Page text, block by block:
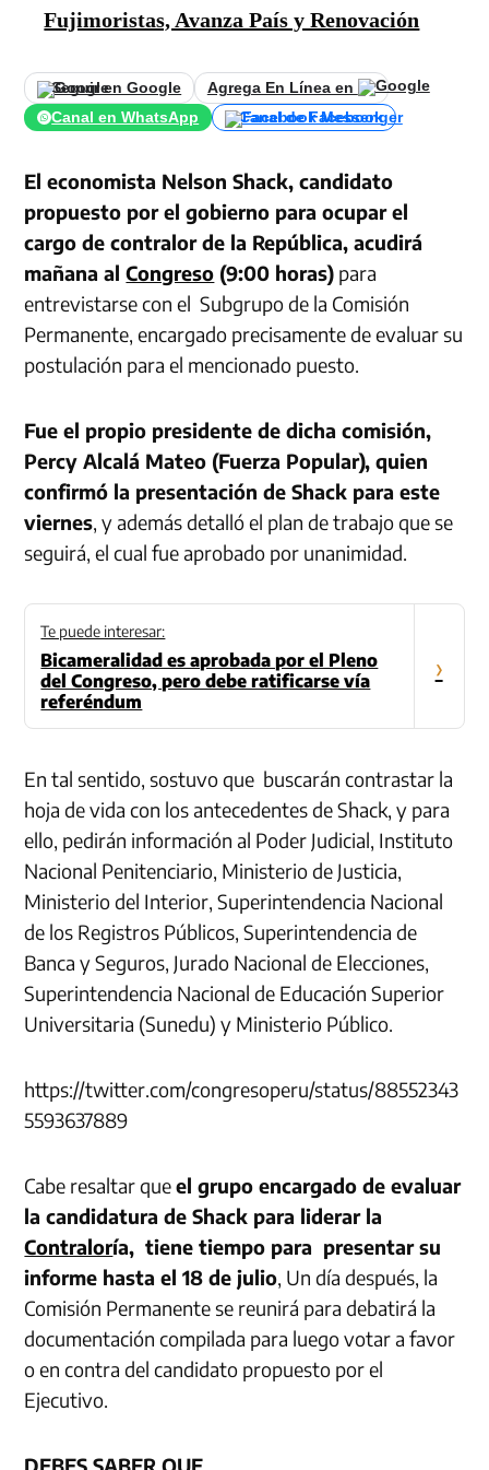
Fujimoristas, Avanza País y Renovación
Seguir en Google
Agrega En Línea en
Canal en WhatsApp
Canal de Facebook
El economista Nelson Shack, candidato
propuesto por el gobierno para ocupar el
cargo de contralor de la República, acudirá
mañana alCongreso (9:00 horas) para
entrevistarse con el Subgrupo de la Comisión
Permanente, encargado precisamente de evaluar su
postulación para el mencionado puesto.
Fue el propio presidente de dicha comisión,
Percy Alcalá Mateo (Fuerza Popular), quien
confirmó la presentación de Shack para este
viernes, y además detalló el plan de trabajo que se
seguirá, el cual fue aprobado por unanimidad.
Te puede interesar:
Bicameralidad es aprobada por el Pleno
del Congreso, pero debe ratificarse vía
referéndum
›
En tal sentido, sostuvo que buscarán contrastar la
hoja de vida con los antecedentes de Shack, y para
ello, pedirán información al Poder Judicial, Instituto
Nacional Penitenciario, Ministerio de Justicia,
Ministerio del Interior, Superintendencia Nacional
de los Registros Públicos, Superintendencia de
Banca y Seguros, Jurado Nacional de Elecciones,
Superintendencia Nacional de Educación Superior
Universitaria (Sunedu) y Ministerio Público.
https://twitter.com/congresoperu/status/88552343
5593637889
Cabe resaltar queel grupo encargado de evaluar
la candidatura de Shack para liderar la
Contraloría, tiene tiempo para presentar su
informe hasta el 18 de julio, Un día después, la
Comisión Permanente se reunirá para debatirá la
documentación compilada para luego votar a favor
o en contra del candidato propuesto por el
Ejecutivo.